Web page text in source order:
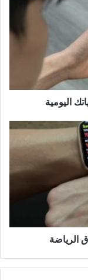
اليومية
الرياضة